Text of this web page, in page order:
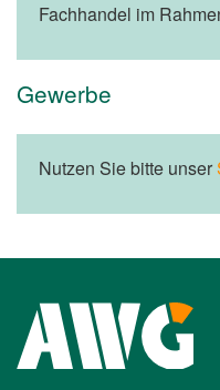
Fachhandel im
Gewerbe
Nutzen Sie bitte unser